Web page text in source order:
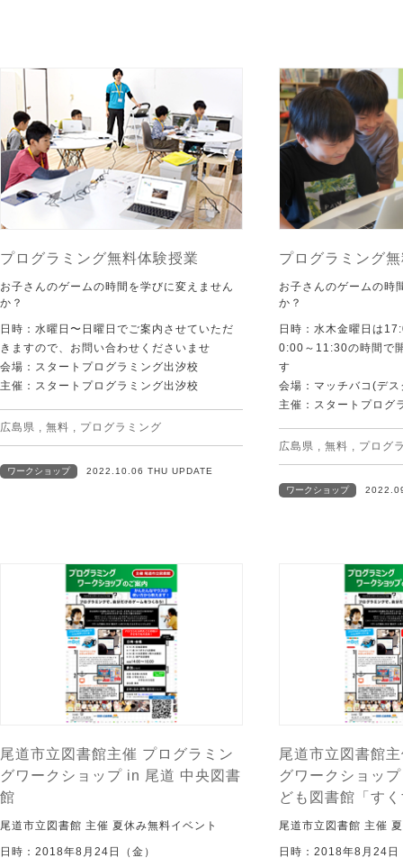
プログラミング無料体験授業
お子さんのゲームの時間を学びに変えません
か？
日時：水曜日〜日曜日でご案内させていただ
きますので、お問い合わせくださいませ
会場：スタートプログラミング出汐校
主催：スタートプログラミング出汐校
広島県 , 無料 , プログラミング
ワークショップ 2022.10.06 THU UPDATE
プログラミング
お子さんのゲームの時
か？
日時：水木金曜日は
0:00～11:30の時間で
す
会場：マッチバコ(デ
主催：スタートプログ
広島県 , 無料 , プログ
ワークショップ
尾道市立図書館主催 プログラミン
グワークショップ in 尾道 中央図書
館
尾道市立図書館 主催 夏休み無料イベント
日時：2018年8月24日（金）
尾道市立図書館
グワークショッ
ども図書館「す
尾道市立図書館 主催
日時：2018年8月24日